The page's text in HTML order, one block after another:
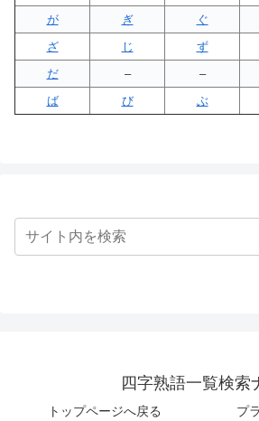
が
ぎ ぐ
ざ
じ ず
だ
– –
ば
び ぶ
四字熟語一覧検索
トップページへ戻る プ